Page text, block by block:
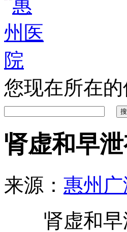
您现在所在
肾虚和早
来源： 惠州
肾虚和早泄